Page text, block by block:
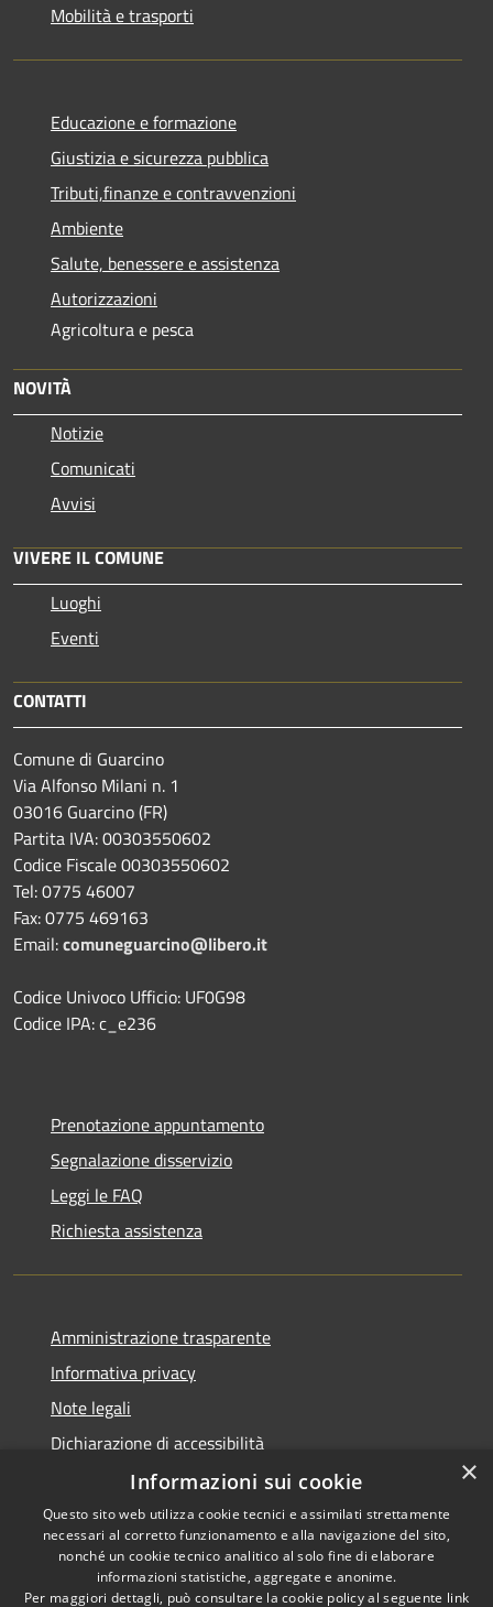
Mobilità e trasporti
Educazione e formazione
Giustizia e sicurezza pubblica
Tributi,finanze e contravvenzioni
Ambiente
Salute, benessere e assistenza
Autorizzazioni
Agricoltura e pesca
NOVITÀ
Notizie
Comunicati
Avvisi
VIVERE IL COMUNE
Luoghi
Eventi
CONTATTI
Comune di Guarcino
Via Alfonso Milani n. 1
03016 Guarcino (FR)
Partita IVA: 00303550602
Codice Fiscale 00303550602
Tel: 0775 46007
Fax: 0775 469163
Email:comuneguarcino@libero.it
Codice Univoco Ufficio: UF0G98
Codice IPA: c_e236
Prenotazione appuntamento
Segnalazione disservizio
Leggi le FAQ
Richiesta assistenza
Amministrazione trasparente
Informativa privacy
Note legali
Dichiarazione di accessibilità
Accessibilità
Copyright © 2026 • Comune di
Guarcino • Powered by
×
Informazioni sui cookie
Questo sito web utilizza cookie tecnici e assimilati strettamente
necessari al corretto funzionamento e alla navigazione del sito,
nonché un cookie tecnico analitico al solo fine di elaborare
informazioni statistiche, aggregate e anonime.
Per maggiori dettagli, può consultare la cookie policy al seguente link